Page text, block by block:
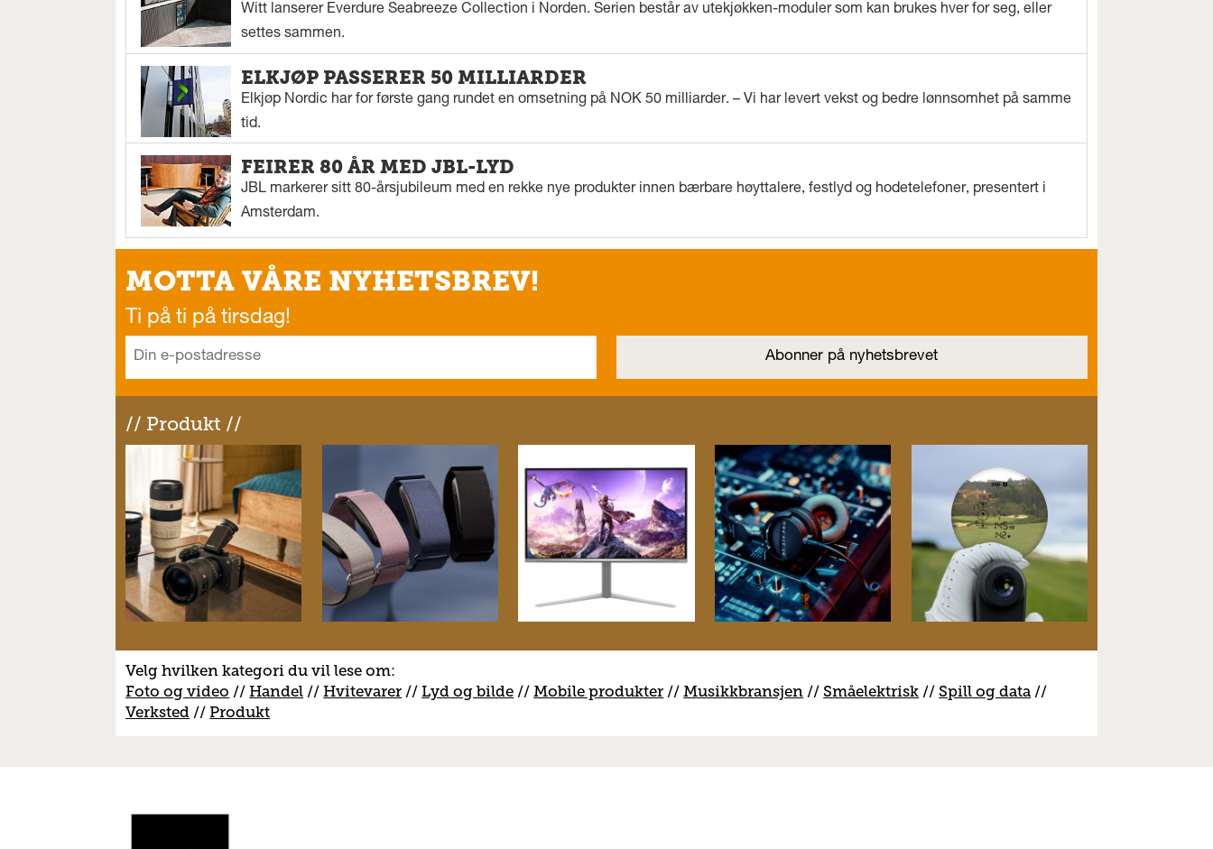
Witt lanserer Everdure Seabreeze Collection i Norden. Serien består av utekjøkken-moduler som kan brukes hver for seg, eller
settes sammen.
ELKJØP PASSERER 50 MILLIARDER
Elkjøp Nordic har for første gang rundet en omsetning på NOK 50 milliarder. – Vi har levert vekst og bedre lønnsomhet på samme
tid.
FEIRER 80 ÅR MED JBL-LYD
JBL markerer sitt 80-årsjubileum med en rekke nye produkter innen bærbare høyttalere, festlyd og hodetelefoner, presentert i
Amsterdam.
MOTTA VÅRE NYHETSBREV!
Ti på ti på tirsdag!
// Produkt //
Velg hvilken kategori du vil lese om:
Foto og video //Handel //Hvitevarer // Lyd og bilde //Mobile produkter //Musikkbransjen // Småelektrisk // Spill og data //
Verksted //Produkt